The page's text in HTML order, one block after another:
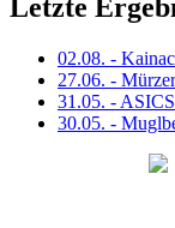
Letzte
02.08. -
27.06. -
31.05. -
30.05. -